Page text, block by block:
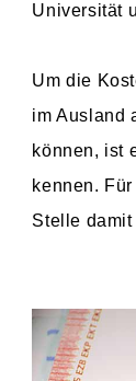
Universität
Um die
im Ausland
können, ist
kennen.
Stelle damit